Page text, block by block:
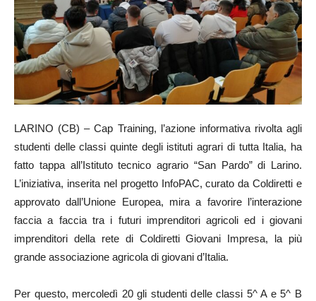
LARINO (CB) – Cap Training, l’azione informativa rivolta agli
studenti delle classi quinte degli istituti agrari di tutta Italia, ha
fatto tappa all’Istituto tecnico agrario “San Pardo” di Larino.
L’iniziativa, inserita nel progetto InfoPAC, curato da Coldiretti e
approvato dall’Unione Europea, mira a favorire l’interazione
faccia a faccia tra i futuri imprenditori agricoli ed i giovani
imprenditori della rete di Coldiretti Giovani Impresa, la più
grande associazione agricola di giovani d’Italia.
Per questo, mercoledì 20 gli studenti delle classi 5^ A e 5^ B